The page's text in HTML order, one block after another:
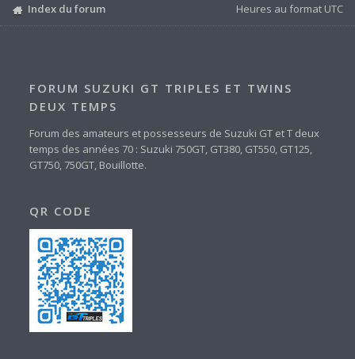
Index du forum Heures au format UTC
FORUM SUZUKI GT TRIPLES ET TWINS
DEUX TEMPS
Forum des amateurs et possesseurs de Suzuki GT et T deux
temps des années 70 : Suzuki 750GT, GT380, GT550, GT125,
GT750, 750GT, Bouillotte.
QR CODE